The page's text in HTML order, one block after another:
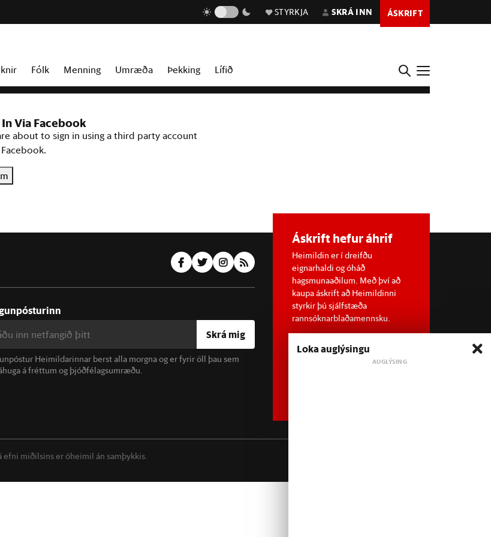
STYRKJA SKRÁ INN ÁSKRIFT
Fólk Menning Umræða Þekking Lífið
In Via Facebook
about to sign in using a third party account
Skrá mig
Heimildarinnar berst alla morgna og er fyrir öll þau sem
á fréttum og þjóðfélagsumræðu.
Áskrift hefur áhrif
Heimildin er í dreifðu
eignarhaldi og óháð
hagsmunaaðilum. Með því að
kaupa áskrift að Heimildinni
styrkir þú sjálfstæða
rannsóknarblaðamennsku.
miðilsins er óheimil án samþykkis.
Loka auglýsingu